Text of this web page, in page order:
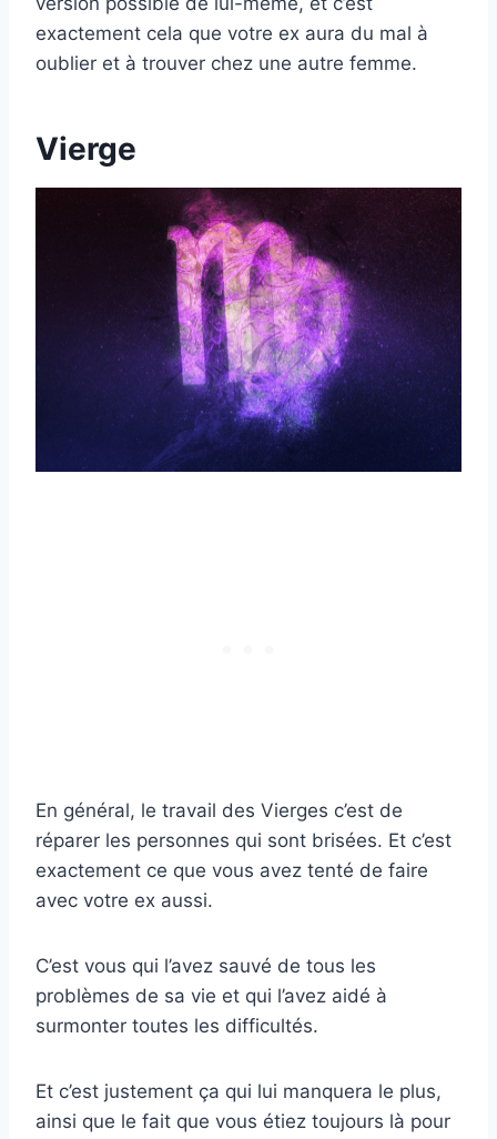
exactement cela que votre ex aura du mal à
oublier et à trouver chez une autre femme.
Vierge
En général, le travail des Vierges c’est de
réparer les personnes qui sont brisées. Et c’est
exactement ce que vous avez tenté de faire
avec votre ex aussi.
C’est vous qui l’avez sauvé de tous les
problèmes de sa vie et qui l’avez aidé à
surmonter toutes les difficultés.
Et c’est justement ça qui lui manquera le plus,
ainsi que le fait que vous étiez toujours là pour